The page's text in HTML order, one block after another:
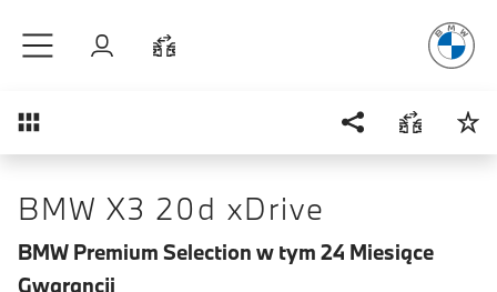
Zaloguj się
Przegląd
BMW X3 20d xDrive
BMW Premium Selection w tym 24 Miesiące
Gwarancji